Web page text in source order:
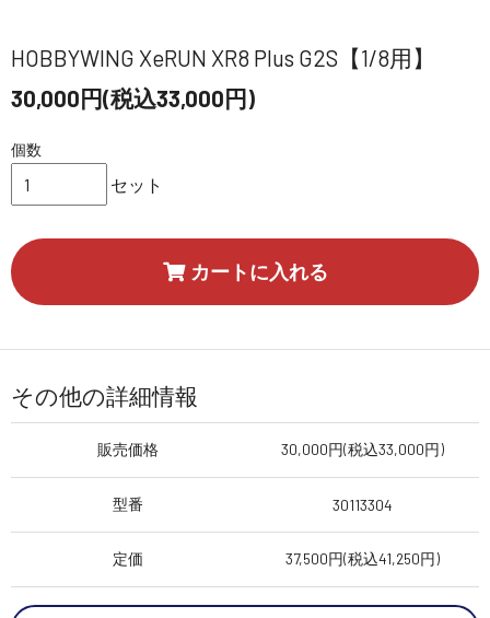
HOBBYWING XeRUN XR8 Plus G2S【1/8用】
30,000円(税込33,000円)
個数
セット
カートに入れる
その他の詳細情報
販売価格 30,000円(税込33,000円)
型番 30113304
定価 37,500円(税込41,250円)